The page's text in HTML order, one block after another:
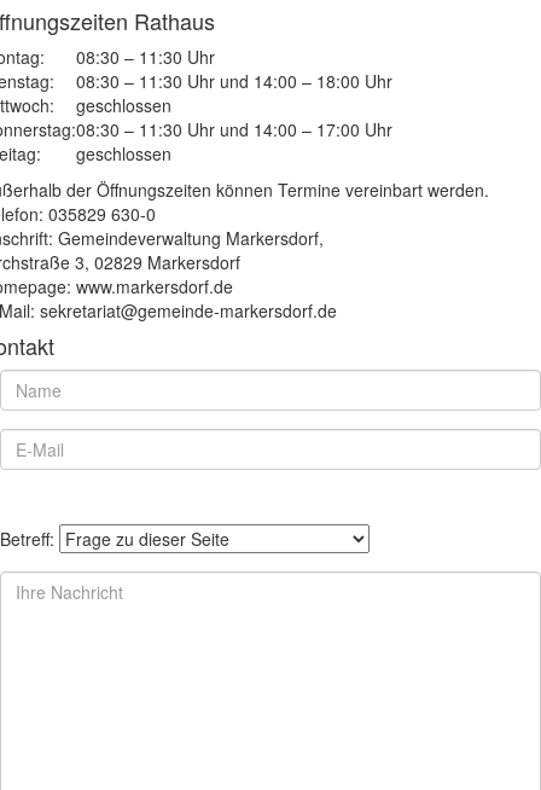
Rathaus
08:30 – 11:30 Uhr
08:30 – 11:30 Uhr und 14:00 – 18:00 Uhr
geschlossen
08:30 – 11:30 Uhr und 14:00 – 17:00 Uhr
geschlossen
der Öffnungszeiten können Termine vereinbart werden.
035829 630-0
Gemeindeverwaltung Markersdorf,
3, 02829 Markersdorf
www.markersdorf.de
sekretariat@gemeinde-markersdorf.de
Betreff: